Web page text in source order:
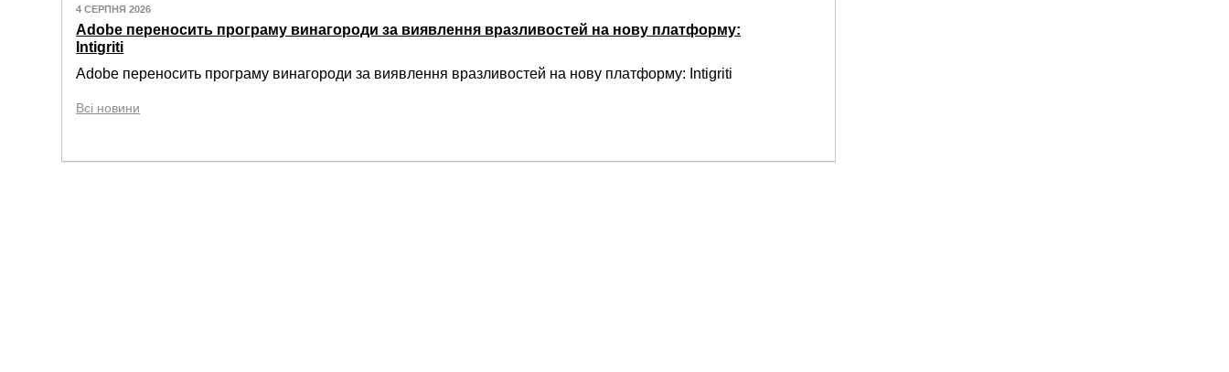
4 СЕРПНЯ 2026
Adobe переносить програму винагороди за виявлення вразливостей на нову платформу:
Intigriti
Adobe переносить програму винагороди за виявлення вразливостей на нову платформу: Intigriti
Всі новини